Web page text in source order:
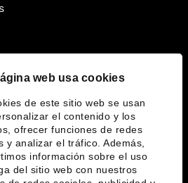
web usa cookies
de este sitio web se usan
el contenido y los
ofrecer funciones de redes
y analizar el tráfico. Además,
información sobre el uso
del sitio web con nuestros